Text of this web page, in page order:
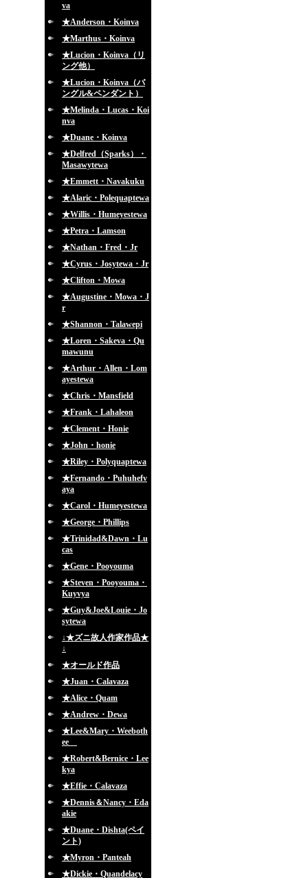
va
★Anderson・Koinva
★Marthus・Koinva
★Lucion・Koinva（リ
ング他）
★Lucion・Koinva（バ
ングル&ペンダント）
★Melinda・Lucas・Koi
nva
★Duane・Koinva
★Delfred（Sparks）・
Masawytewa
★Emmett・Navakuku
★Alaric・Polequaptewa
★Willis・Humeyestewa
★Petra・Lamson
★Nathan・Fred・Jr
★Cyrus・Josytewa・Jr
★Clifton・Mowa
★Augustine・Mowa・J
r
★Shannon・Talawepi
★Loren・Sakeva・Qu
mawunu
★Arthur・Allen・Lom
ayestewa
★Chris・Mansfield
★Frank・Lahaleon
★Clement・Honie
★John・honie
★Riley・Polyquaptewa
★Fernando・Puhuhefv
aya
★Carol・Humeyestewa
★George・Phillips
★Trinidad&Dawn・Lu
cas
★Gene・Pooyouma
★Steven・Pooyouma・
Kuyvya
★Guy&Joe&Louie・Jo
sytewa
↓★ズニ故人作家作品★
↓
★オールド作品
★Juan・Calavaza
★Alice・Quam
★Andrew・Dewa
★Lee&Mary・Weeboth
ee
★Robert&Bernice・Lee
kya
★Effie・Calavaza
★Dennis＆Nancy・Eda
akie
★Duane・Dishta(ペイ
ント)
★Myron・Panteah
★Dickie・Quandelacy